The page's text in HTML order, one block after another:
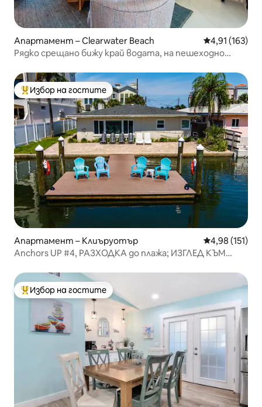
Апартамент – Clearwater Beach Средна
4,91 (163)
Рядко срещано бижу край водата, на пешеходно
Най-популярен избор на гостите
Избор на гостите
Апартамент – Клиъруотър Средна
4,98 (151)
Anchors UP #4, РАЗХОДКА до плажа; ИЗГЛЕД КЪМ
Най-популярен избор на гостите
Избор на гостите